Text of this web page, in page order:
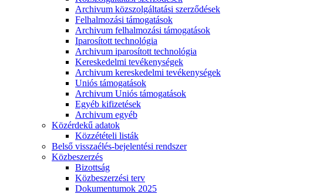
Archivum közszolgáltatási szerződések
Felhalmozási támogatások
Archivum felhalmozási támogatások
Iparosított technológia
Archivum iparosított technológia
Kereskedelmi tevékenységek
Archivum kereskedelmi tevékenységek
Uniós támogatások
Archivum Uniós támogatások
Egyéb kifizetések
Archivum egyéb
Közérdekű adatok
Közzétételi listák
Belső visszaélés-bejelentési rendszer
Közbeszerzés
Bizottság
Közbeszerzési terv
Dokumentumok 2025